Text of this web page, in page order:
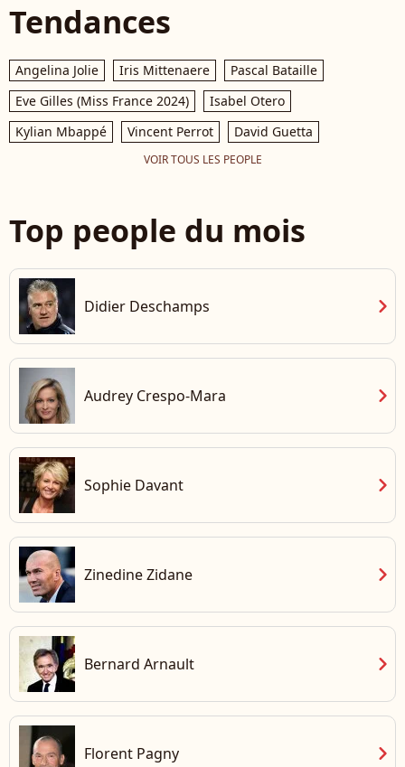
Tendances
Angelina Jolie Iris Mittenaere
Pascal Bataille
Eve Gilles (Miss France 2024)
Isabel Otero
Kylian Mbappé
Vincent Perrot David Guetta
VOIR TOUS LES PEOPLE
Top people du mois
Didier Deschamps chevron_right
Audrey Crespo-Mara chevron_right
Sophie Davant chevron_right
Zinedine Zidane chevron_right
Bernard Arnault chevron_right
Florent Pagny chevron_right